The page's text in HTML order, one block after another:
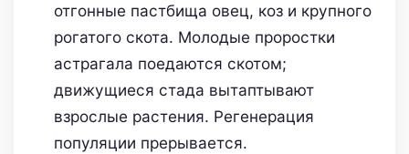
отгонные пастбища овец, коз и крупного
рогатого скота. Молодые проростки
астрагала поедаются скотом;
движущиеся стада вытаптывают
взрослые растения. Регенерация
популяции прерывается.